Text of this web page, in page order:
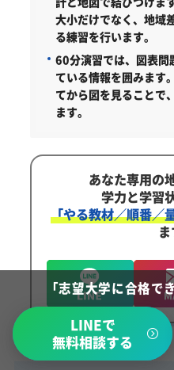
大小だけでなく、地域
る練習を行います。
60分演習では、図表問
ている情報を囲みます
てから図を見ることで
ます。
あなた専用の
学力と学習
「やる教材／順番／
ま
「志望大学に合格で
LINEで
無料相談する